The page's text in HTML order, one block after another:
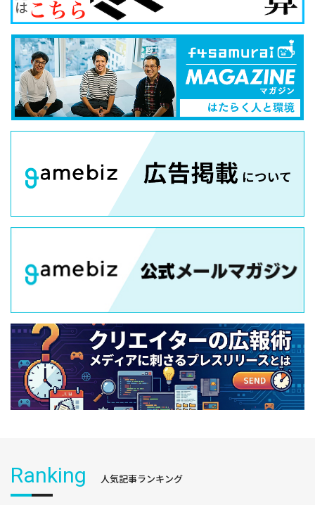
Ranking 人気記事ランキング